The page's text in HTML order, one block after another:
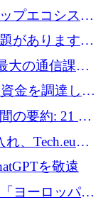
を接続するた
プエコシステ
があります。
たいと考えて
大の通信課題
2,000 ユーロを
金を調達した
の要約: 21 億
Explorer
、Tech.eu
してルクセン
を敬遠
ヨーロッパは